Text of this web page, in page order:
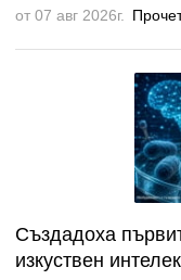
от 07 авг 2026г.
Създадоха
изкуствен